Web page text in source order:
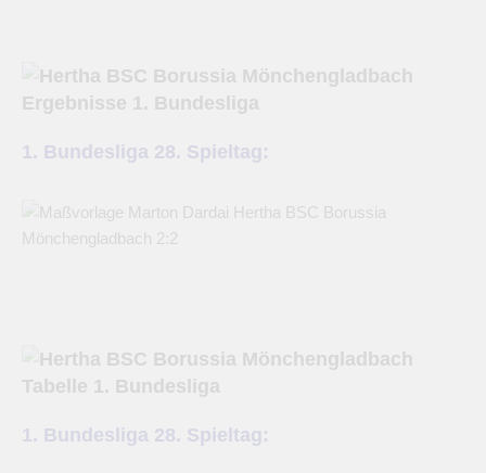
1. Bundesliga 28. Spieltag:
1. Bundesliga 28. Spieltag: